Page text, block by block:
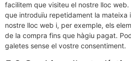
facilitem que visiteu el nostre lloc
que introduïu repetidament la mateixa
nostre lloc web i, per exemple, els
de la compra fins que hàgiu pagat.
galetes sense el vostre consentiment.